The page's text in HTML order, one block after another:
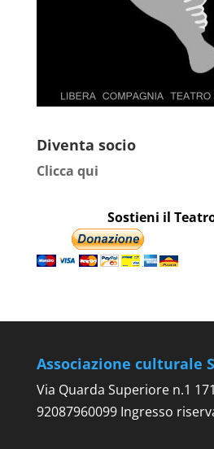
Diventa socio
Clicca qui
Sostieni il
Associazione culturale
Via Quarda Superiore n.1
92087960099 Ingresso